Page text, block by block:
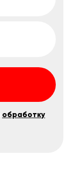
обработку